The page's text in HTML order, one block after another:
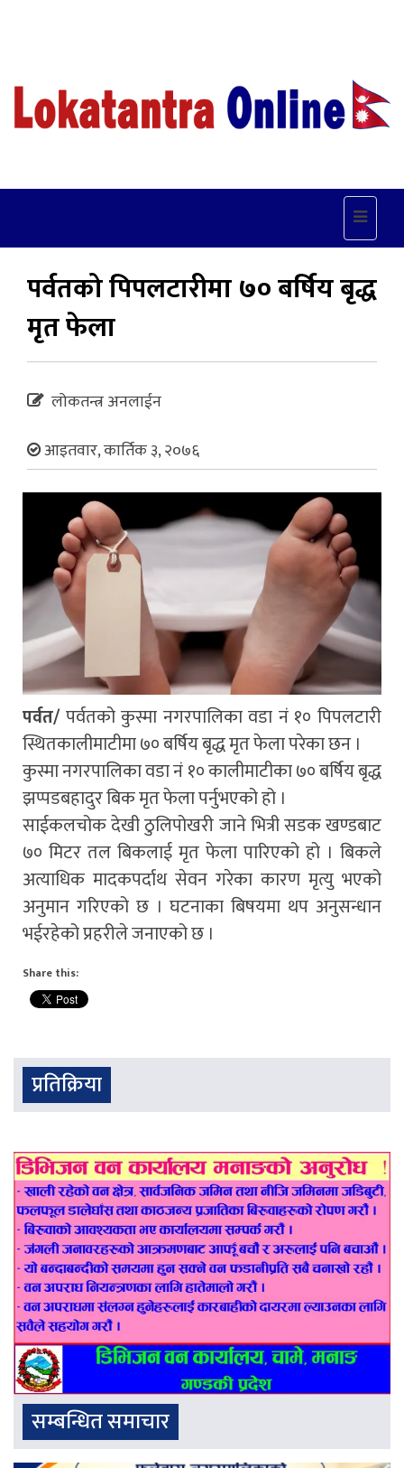
Toggle
पर्वतको पिपलटारीमा ७० बर्षिय बृद्ध
मृत फेला
लोकतन्त्र अनलाईन
आइतवार, कार्तिक ३, २०७६
पर्वत/पर्वतको कुस्मा नगरपालिका वडा नं १० पिपलटारी
स्थितकालीमाटीमा ७० बर्षिय बृद्ध मृत फेला परेका छन ।
कुस्मा नगरपालिका वडा नं १० कालीमाटीका ७० बर्षिय बृद्ध
झप्पडबहादुर बिक मृत फेला पर्नुभएको हो ।
साईकलचोक देखी ठुलिपोखरी जाने भित्री सडक खण्डबाट
७० मिटर तल बिकलाई मृत फेला पारिएको हो । बिकले
अत्याधिक मादकपर्दाथ सेवन गरेका कारण मृत्यु भएको
अनुमान गरिएको छ । घटनाका बिषयमा थप अनुसन्धान
भईरहेको प्रहरीले जनाएको छ ।
Share this:
प्रतिक्रिया
सम्बन्धित समाचार